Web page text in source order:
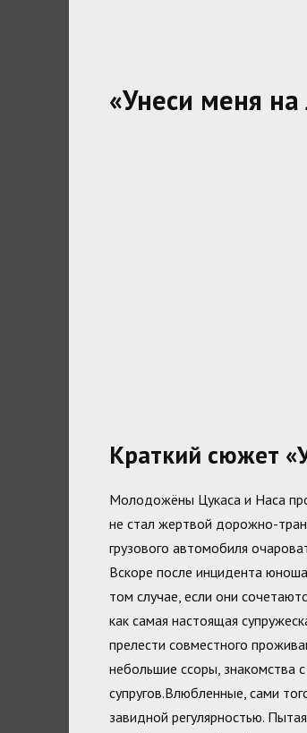
«Унеси меня на
Краткий сюжет
Молодожёны Цукаса и Наса
не стал жертвой дорожно-
грузового автомобиля
Вскоре после инцидента
том случае, если они
как самая настоящая
прелести совместного
небольшие ссоры, знакомства
супругов.Влюбленные, сами
завидной регулярностью.